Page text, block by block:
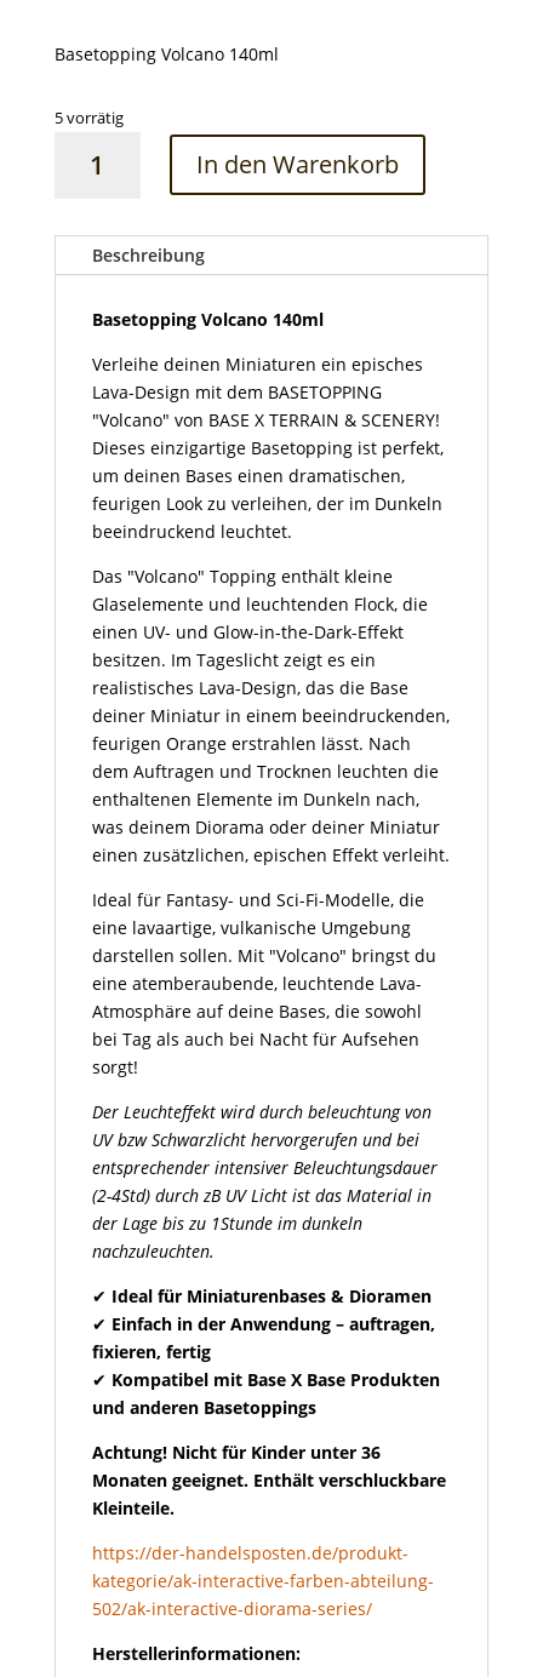
Basetopping Volcano 140ml
5 vorrätig
Volcano
In den Warenkorb
Beschreibung
Basetopping Volcano 140ml
Verleihe deinen Miniaturen ein episches
Lava-Design mit dem BASETOPPING
"Volcano" von BASE X TERRAIN & SCENERY!
Dieses einzigartige Basetopping ist perfekt,
um deinen Bases einen dramatischen,
feurigen Look zu verleihen, der im Dunkeln
beeindruckend leuchtet.
Das "Volcano" Topping enthält kleine
Glaselemente und leuchtenden Flock, die
einen UV- und Glow-in-the-Dark-Effekt
besitzen. Im Tageslicht zeigt es ein
realistisches Lava-Design, das die Base
deiner Miniatur in einem beeindruckenden,
feurigen Orange erstrahlen lässt. Nach
dem Auftragen und Trocknen leuchten die
enthaltenen Elemente im Dunkeln nach,
was deinem Diorama oder deiner Miniatur
einen zusätzlichen, epischen Effekt verleiht.
Ideal für Fantasy- und Sci-Fi-Modelle, die
eine lavaartige, vulkanische Umgebung
darstellen sollen. Mit "Volcano" bringst du
eine atemberaubende, leuchtende Lava-
Atmosphäre auf deine Bases, die sowohl
bei Tag als auch bei Nacht für Aufsehen
sorgt!
Der Leuchteffekt wird durch beleuchtung von
UV bzw Schwarzlicht hervorgerufen und bei
entsprechender intensiver Beleuchtungsdauer
(2-4Std) durch zB UV Licht ist das Material in
der Lage bis zu 1Stunde im dunkeln
nachzuleuchten.
✔ Ideal für Miniaturenbases & Dioramen
✔ Einfach in der Anwendung – auftragen,
fixieren, fertig
✔ Kompatibel mit Base X Base Produkten
und anderen Basetoppings
Achtung! Nicht für Kinder unter 36
Monaten geeignet. Enthält verschluckbare
Kleinteile.
https://der-handelsposten.de/produkt-
kategorie/ak-interactive-farben-abteilung-
502/ak-interactive-diorama-series/
Herstellerinformationen: